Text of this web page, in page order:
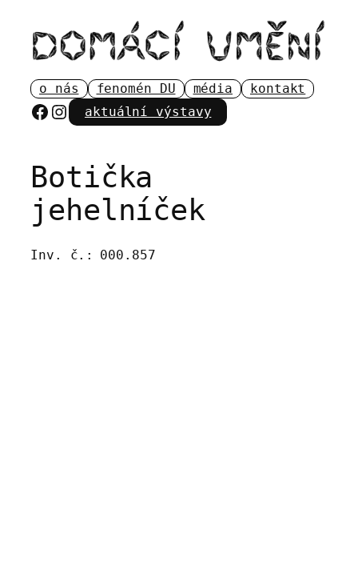
obsah
o nás fenomén DU média kontakt
Facebook
Instagram
aktuální výstavy
Botička
jehelníček
Inv. č.: 000.857